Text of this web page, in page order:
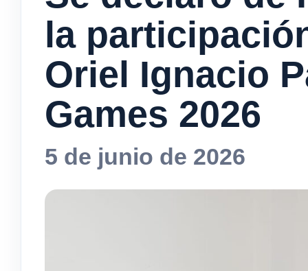
la
Oriel Ignacio
Games 2026
5 de junio de 2026